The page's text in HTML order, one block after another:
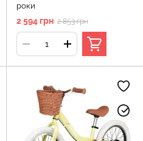
роки
2 594 грн 2 853 грн